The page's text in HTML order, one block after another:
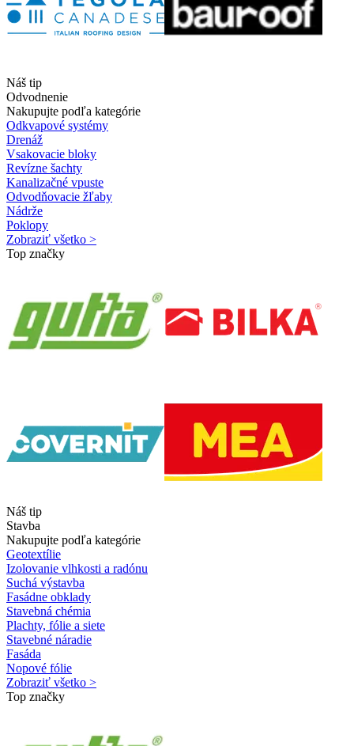
Náš tip
Odvodnenie
Nakupujte podľa kategórie
Odkvapové systémy
Drenáž
Vsakovacie bloky
Revízne šachty
Kanalizačné vpuste
Odvodňovacie žľaby
Nádrže
Poklopy
Zobraziť všetko >
Top značky
Náš tip
Stavba
Nakupujte podľa kategórie
Geotextílie
Izolovanie vlhkosti a radónu
Suchá výstavba
Fasádne obklady
Stavebná chémia
Plachty, fólie a siete
Stavebné náradie
Fasáda
Nopové fólie
Zobraziť všetko >
Top značky